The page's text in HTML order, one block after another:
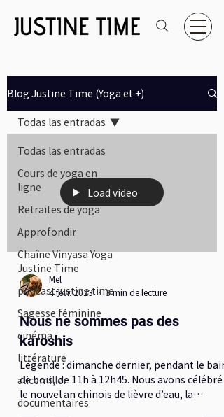
Blog Justine Time (Yoga et +)
Todas las entradas
Cours de yoga en
ligne
Retraites de yoga
Approfondir
Chaîne Vinyasa Yoga
Justine Time
podcast justine time
Sagesse féminine
cinéma
littérature
alicemiller
documentaires
Todas las entradas
Load video
Mel
4 févr. 2023
3 min de lecture
Nous ne sommes pas des
karoshis
Légende : dimanche dernier, pendant le bain
de bois, de 11h à 12h45. Nous avons célébré
le nouvel an chinois de lièvre d’eau, la
nouvelle...